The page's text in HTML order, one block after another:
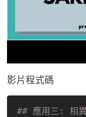
影片程式碼
## 應用三: 相